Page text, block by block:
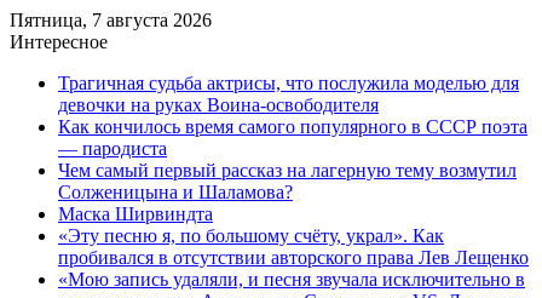
Пятница, 7 августа 2026
Интересное
Трагичная судьба актрисы, что послужила моделью для
девочки на руках Воина-освободителя
Как кончилось время самого популярного в СССР поэта
— пародиста
Чем самый первый рассказ на лагерную тему возмутил
Солженицына и Шаламова?
Маска Ширвиндта
«Эту песню я, по большому счёту, украл». Как
пробивался в отсутствии авторского права Лев Лещенко
«Мою запись удаляли, и песня звучала исключительно в